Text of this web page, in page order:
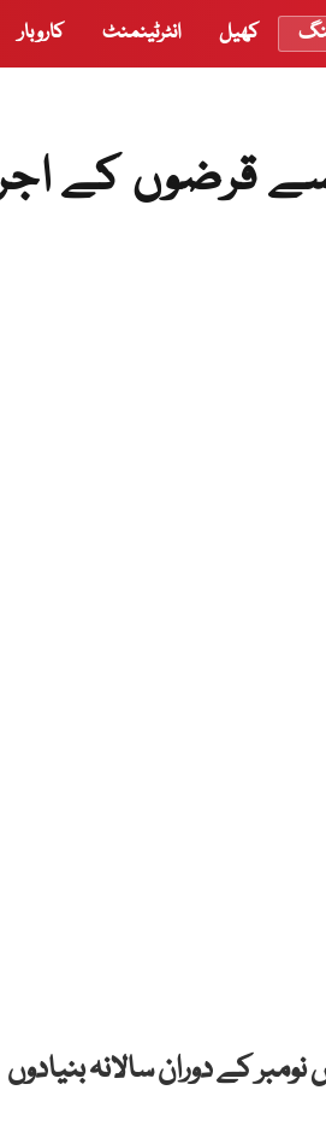
کھیل انٹرٹینمنٹ کاروبار
قرضوں کے
کے دوران سالانہ بنیادوں